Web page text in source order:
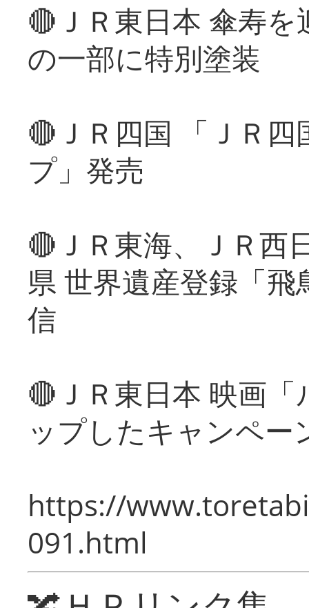
🔴ＪＲ東日本 傘寿
の一部に特別塗装
🔴ＪＲ四国 「ＪＲ
プ」発売
🔴ＪＲ東海、ＪＲ西
県 世界遺産登録「
信
🔴ＪＲ東日本 映画
ップしたキャンペー
https://
091.html